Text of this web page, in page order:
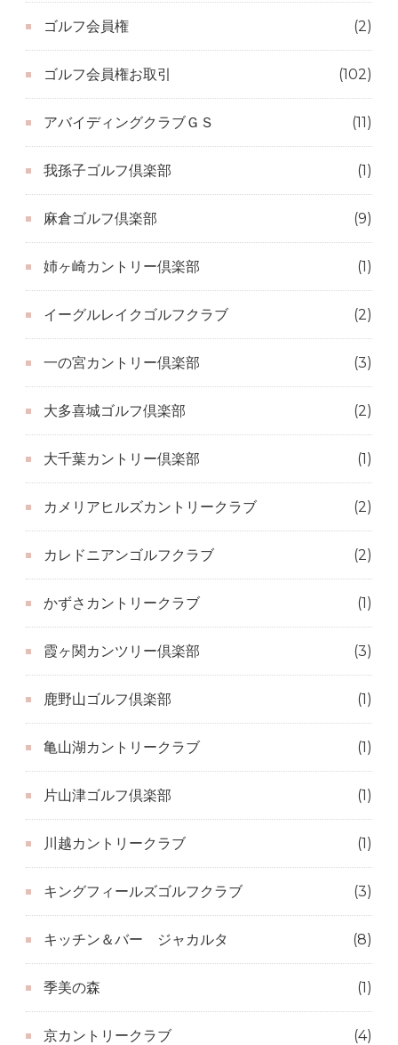
ゴルフ会員権 (2)
ゴルフ会員権お取引 (102)
アバイディングクラブＧＳ (11)
我孫子ゴルフ倶楽部 (1)
麻倉ゴルフ倶楽部 (9)
姉ヶ崎カントリー倶楽部 (1)
イーグルレイクゴルフクラブ (2)
一の宮カントリー倶楽部 (3)
大多喜城ゴルフ倶楽部 (2)
大千葉カントリー倶楽部 (1)
カメリアヒルズカントリークラブ (2)
カレドニアンゴルフクラブ (2)
かずさカントリークラブ (1)
霞ヶ関カンツリー倶楽部 (3)
鹿野山ゴルフ倶楽部 (1)
亀山湖カントリークラブ (1)
片山津ゴルフ倶楽部 (1)
川越カントリークラブ (1)
キングフィールズゴルフクラブ (3)
キッチン＆バー ジャカルタ (8)
季美の森 (1)
京カントリークラブ (4)